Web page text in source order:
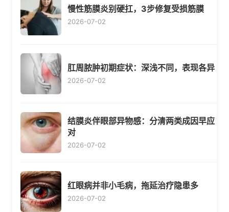
慢性筋膜炎别硬扛，3步修复受损筋膜
2026-07-02
肛周脓肿初期症状：深浅不同，表现各异
2026-07-02
结膜炎伴眼部异物感：分清两类成因早应
对
2026-07-02
红眼病并非小毛病，拖延治疗隐患多
2026-07-02